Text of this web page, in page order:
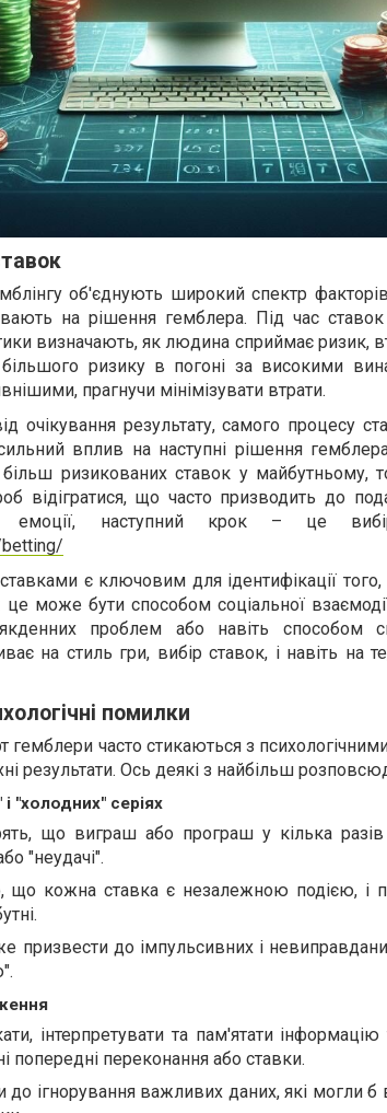
об'єднують широкий спектр
на рішення гемблера. Під час ставок
визначають, як людина сприймає ризик,
більшого ризику в погоні за високими
прагнучи мінімізувати втрати.
очікування результату, самого процесу
вплив на наступні рішення
ризикованих ставок у майбутньому,
відігратися, що часто призводить до
емоції, наступний крок – це
є ключовим для ідентифікації
може бути способом соціальної
проблем або навіть способом
на стиль гри, вибір ставок, і навіть на
помилки
гемблери часто стикаються з
результати. Ось деякі з найбільш
"холодних" серіях
що виграш або програш у кілька
"неудачі".
що кожна ставка є незалежною подією, і
призвести до імпульсивних і
інтерпретувати та пам'ятати
попередні переконання або ставки.
ігнорування важливих даних, які могли б